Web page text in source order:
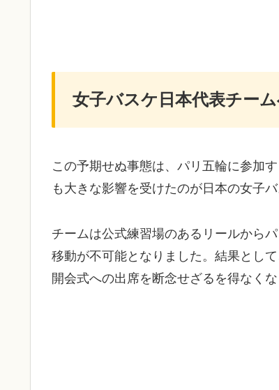
女子バスケ日本代表チー
この予期せぬ事態は、パリ五輪に参加
も大きな影響を受けたのが日本の女子
チームは公式練習場のあるリールから
移動が不可能となりました。結果とし
開会式への出席を断念せざるを得なくな